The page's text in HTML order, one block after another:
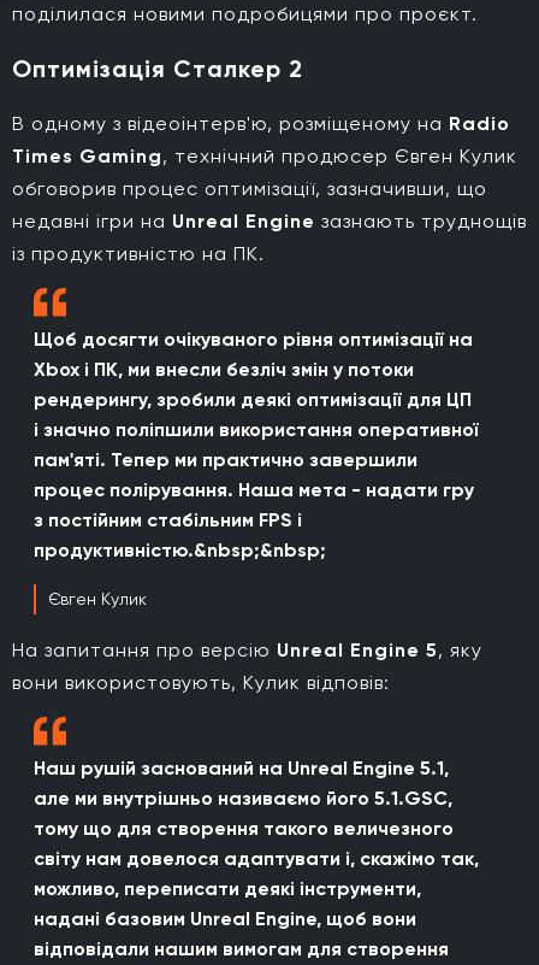
поділилася новими подробицями про проєкт.
Оптимізація Сталкер 2
В одному з відеоінтерв'ю, розміщеному на Radio
Times Gaming, технічний продюсер Євген Кулик
обговорив процес оптимізації, зазначивши, що
недавні ігри на Unreal Engine зазнають труднощів
із продуктивністю на ПК.
Щоб досягти очікуваного рівня оптимізації на
Xbox і ПК, ми внесли безліч змін у потоки
рендерингу, зробили деякі оптимізації для ЦП
і значно поліпшили використання оперативної
пам'яті. Тепер ми практично завершили
процес полірування. Наша мета - надати гру
з постійним стабільним FPS і
продуктивністю.&nbsp;&nbsp;
Євген Кулик
На запитання про версію Unreal Engine 5, яку
вони використовують, Кулик відповів:
Наш рушій заснований на Unreal Engine 5.1,
але ми внутрішньо називаємо його 5.1.GSC,
тому що для створення такого величезного
світу нам довелося адаптувати і, скажімо так,
можливо, переписати деякі інструменти,
надані базовим Unreal Engine, щоб вони
відповідали нашим вимогам для створення